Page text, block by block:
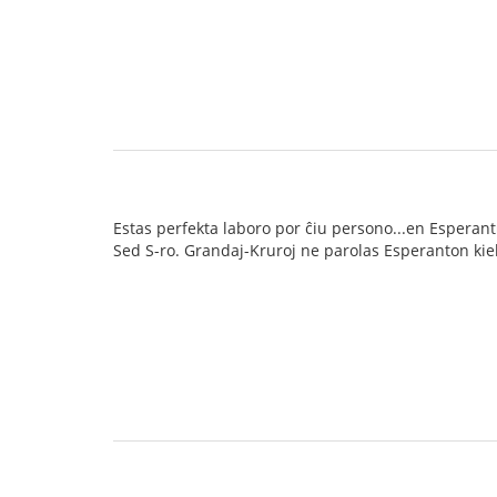
Estas perfekta laboro por ĉiu persono...en
Sed S-ro. Grandaj-Kruroj ne parolas Esperanton